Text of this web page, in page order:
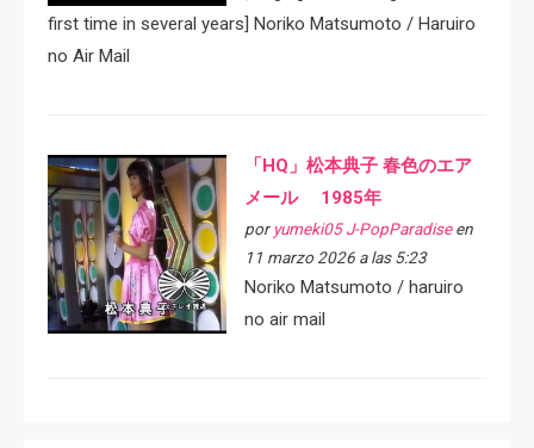
first time in several years] Noriko Matsumoto / Haruiro
no Air Mail
「HQ」松本典子 春色のエア
メール 1985年
por yumeki05 J-PopParadiseen
11 marzo 2026 a las 5:23
Noriko Matsumoto / haruiro
no air mail